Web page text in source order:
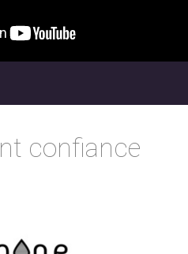
confiance